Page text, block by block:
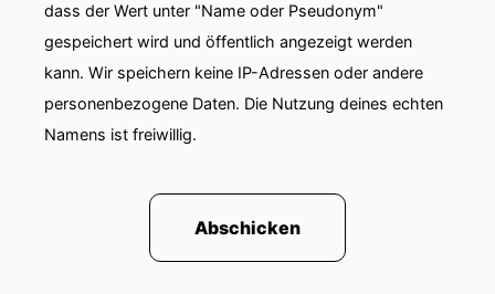
dass der Wert unter "Name oder Pseudonym"
gespeichert wird und öffentlich angezeigt werden
kann. Wir speichern keine IP-Adressen oder andere
personenbezogene Daten. Die Nutzung deines echten
Namens ist freiwillig.
Abschicken